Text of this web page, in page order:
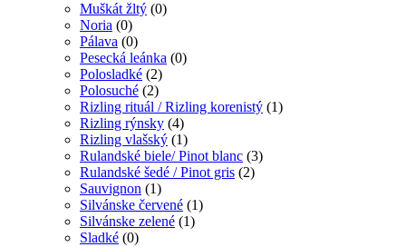
Muškát žltý (0)
Noria (0)
Pálava (0)
Pesecká leánka (0)
Polosladké (2)
Polosuché (2)
Rizling rituál / Rizling korenistý (1)
Rizling rýnsky (4)
Rizling vlašský (1)
Rulandské biele/ Pinot blanc (3)
Rulandské šedé / Pinot gris (2)
Sauvignon (1)
Silvánske červené (1)
Silvánske zelené (1)
Sladké (0)